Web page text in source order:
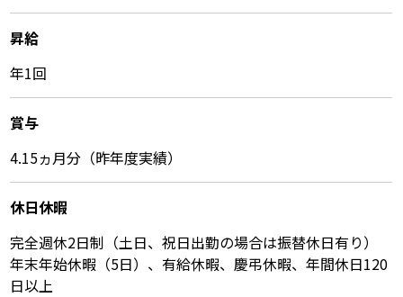
昇給
年1回
賞与
4.15ヵ月分（昨年度実績）
休⽇休暇
完全週休2日制（土日、祝日出勤の場合は振替休日有り）
年末年始休暇（5日）、有給休暇、慶弔休暇、年間休日120
日以上